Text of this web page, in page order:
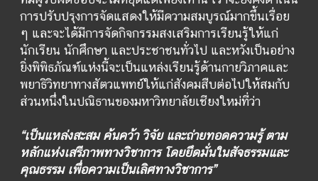
การปรับปรุงการจัดแสดงให้มีความสมบูรณ์มากขึ้นเรื่อย
ๆ และจะได้มีการจัดกิจกรรมสงเสริมการเรียนรู้ให้แก่
นักเรียน นักศึกษา และประชาชนทั่วไป และหวังเป็นอย่าง
ยิ่งพิพิธภัณฑ์แห่งนี้จะเป็นแหล่งเรียนรู้ด้านกายวิภาคและ
พยาธิวิทยาทางสัตวแพทย์ให้แก่สังคมสืบต่อไปให้สมกับ
ส่วนหนึ่งในปณิธานของมหาวิทยาลัยเชียงใหม่ที่ว่า
“เป็นแหล่งสะสม ค้นคว้า วิจัย และถ่ายทอดความรู้ ตาม
หลักแห่งเสรีภาพทางวิชาการ โดยยึดมั่นในสัจธรรมและ
คุณธรรม เพื่อความเป็นเลิศทางวิชาการ”